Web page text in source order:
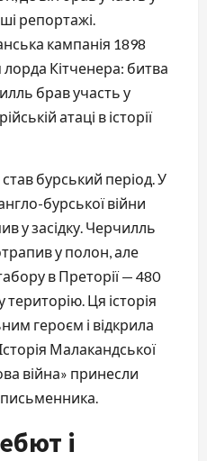
репортажі.
кампанія 1898
Кітченера: битва
брав участь у
атаці в історії
бурський період. У
бурської війни
у засідку. Черчилль
у полон, але
в Преторії — 480
Ця історія
героєм і відкрила
Малакандської
війна» принесли
і